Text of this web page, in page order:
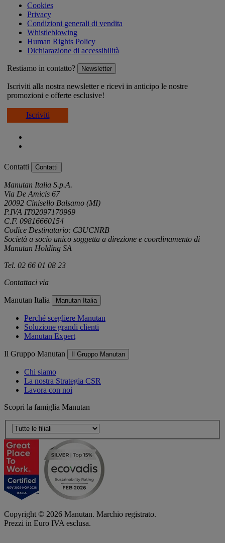
Cookies
Privacy
Condizioni generali di vendita
Whistleblowing
Human Rights Policy
Dichiarazione di accessibilità
Restiamo in contatto? Newsletter
Iscriviti alla nostra newsletter e ricevi in anticipo le nostre
promozioni e offerte esclusive!
Iscriviti
Contatti Contatti
Manutan Italia S.p.A.
Via De Amicis 67
20092 Cinisello Balsamo (MI)
P.IVA IT02097170969
C.F. 09816660154
Codice Destinatario: C3UCNRB
Società a socio unico soggetta a direzione e coordinamento di
Manutan Holding SA
Tel. 02 66 01 08 23
Contattaci via
Manutan Italia Manutan Italia
Perché scegliere Manutan
Soluzione grandi clienti
Manutan Expert
Il Gruppo Manutan Il Gruppo Manutan
Chi siamo
La nostra Strategia CSR
Lavora con noi
Scopri la famiglia Manutan
Copyright © 2026 Manutan. Marchio registrato.
Prezzi in Euro IVA esclusa.